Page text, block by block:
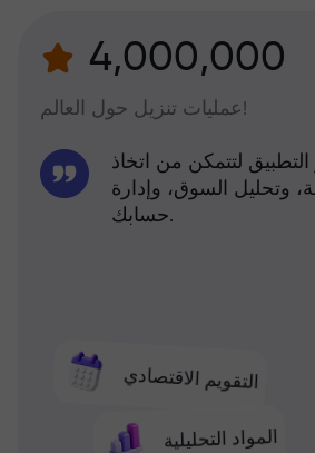
4,000,000
عمليات تنزيل حول العالم!
التقويم الاقتصادي
المواد التحليلية
التطبيق لتتمكن من اتخاذ
وتحليل السوق، وإدارة
حسابك.